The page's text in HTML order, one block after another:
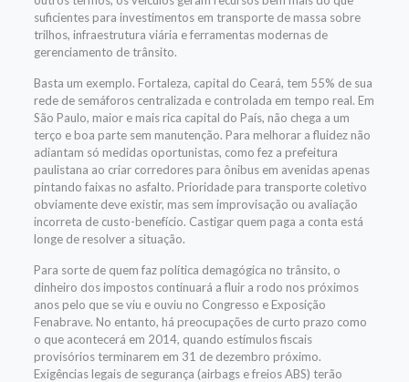
suficientes para investimentos em transporte de massa sobre
trilhos, infraestrutura viária e ferramentas modernas de
gerenciamento de trânsito.
Basta um exemplo. Fortaleza, capital do Ceará, tem 55% de sua
rede de semáforos centralizada e controlada em tempo real. Em
São Paulo, maior e mais rica capital do País, não chega a um
terço e boa parte sem manutenção. Para melhorar a fluidez não
adiantam só medidas oportunistas, como fez a prefeitura
paulistana ao criar corredores para ônibus em avenidas apenas
pintando faixas no asfalto. Prioridade para transporte coletivo
obviamente deve existir, mas sem improvisação ou avaliação
incorreta de custo-benefício. Castigar quem paga a conta está
longe de resolver a situação.
Para sorte de quem faz política demagógica no trânsito, o
dinheiro dos impostos continuará a fluir a rodo nos próximos
anos pelo que se viu e ouviu no Congresso e Exposição
Fenabrave. No entanto, há preocupações de curto prazo como
o que acontecerá em 2014, quando estímulos fiscais
provisórios terminarem em 31 de dezembro próximo.
Exigências legais de segurança (airbags e freios ABS) terão